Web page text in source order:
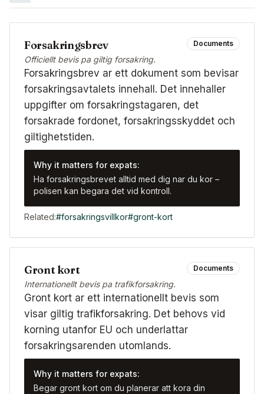
Forsakringsbrev
Officiellt bevis pa giltig forsakring.
Documents
Forsakringsbrev ar ett dokument som bevisar
forsakringsavtalets innehall. Det innehaller
uppgifter om forsakringstagaren, det
forsakrade fordonet, forsakringsskyddet och
giltighetstiden.
Why it matters for expats:
Ha forsakringsbrevet alltid med dig nar du kor –
polisen kan begara det vid kontroll.
Related:#forsakringsvillkor#gront-kort
Gront kort
Internationellt bevis pa trafikforsakring.
Documents
Gront kort ar ett internationellt bevis som
visar giltig trafikforsakring. Det behovs vid
korning utanfor EU och underlattar
forsakringsarenden utomlands.
Why it matters for expats:
Begar gront kort om du planerar att kora din